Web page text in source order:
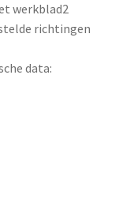
werkblad2
richtingen
data: